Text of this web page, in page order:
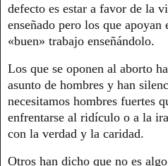
defecto es estar a favor de la
enseñado pero los que
«buen» trabajo enseñándolo.
Los que se oponen al aborto
asunto de hombres y han
necesitamos hombres fuertes
enfrentarse al ridículo o a la
con la verdad y la caridad.
Otros han dicho que no es